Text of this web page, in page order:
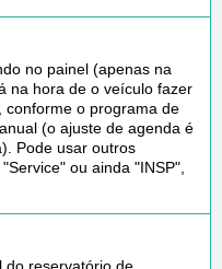
no painel (apenas na
na hora de o veículo fazer
conforme o programa de
(o ajuste de agenda é
Pode usar outros
ou ainda "INSP",
do reservatório de